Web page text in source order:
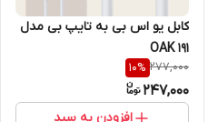
کابل یو اس بی به تایپ بی مدل
OAK 191
277,000
10%
247,000
افزودن به سبد